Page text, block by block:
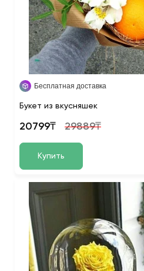
Бесплатная доставка
Букет из вкусняшек
20799₸ 29889₸
Купить